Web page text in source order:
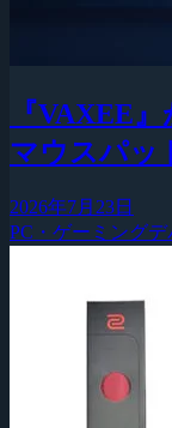
『VAXEE
マウスパッ
2026年7月23日
PC・ゲーミングデ